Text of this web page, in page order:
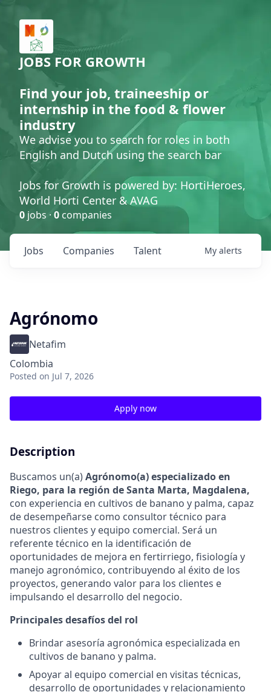
JOBS FOR GROWTH
Find your job, traineeship or
internship in the food & flower
industry
We advise you to search for roles in both
English and Dutch using the search bar
Jobs for Growth is powered by: HortiHeroes,
World Horti Center & AVAG
0 jobs · 0 companies
Jobs Companies Talent My alerts
Agrónomo
Netafim
Colombia
Posted on Jul 7, 2026
Apply now
Description
Buscamos un(a)Agrónomo(a) especializado en
Riego, para la región de Santa Marta, Magdalena,
con experiencia en cultivos de banano y palma, capaz
de desempeñarse como consultor técnico para
nuestros clientes y equipo comercial. Será un
referente técnico en la identificación de
oportunidades de mejora en fertirriego, fisiología y
manejo agronómico, contribuyendo al éxito de los
proyectos, generando valor para los clientes e
impulsando el desarrollo del negocio.
Principales desafíos del rol
Brindar asesoría agronómica especializada en
cultivos de banano y palma.
Apoyar al equipo comercial en visitas técnicas,
desarrollo de oportunidades y relacionamiento